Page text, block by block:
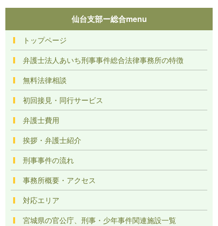
仙台支部ー総合menu
トップページ
弁護士法人あいち刑事事件総合法律事務所の特徴
無料法律相談
初回接見・同行サービス
弁護士費用
挨拶・弁護士紹介
刑事事件の流れ
事務所概要・アクセス
対応エリア
宮城県の官公庁、刑事・少年事件関連施設一覧